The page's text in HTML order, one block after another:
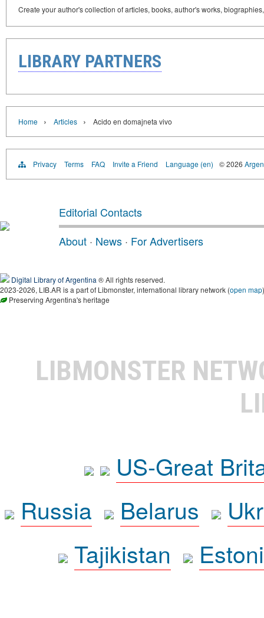
Create your author's collection of articles, books, author's works,
LIBRARY PARTNERS
Home › Articles › Acido en domajneta vivo
Privacy Terms FAQ Invite a Friend Language (en) © 2026
Editorial Contacts
About · News · For Advertisers
Digital Library of Argentina ® All rights reserved.
2023-2026, LIB.AR is a part of Libmonster, international library network (open map)
Preserving Argentina's heritage
LIBMONSTER
US-Great
Russia
Belarus
Tajikistan